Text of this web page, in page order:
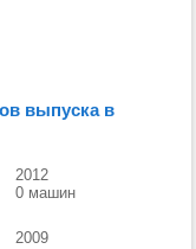
выпуска в
2012
0 машин
2009